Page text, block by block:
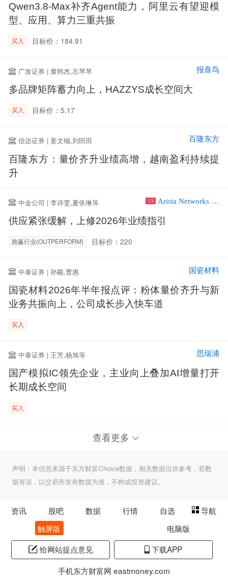
Qwen3.8-Max补齐Agent能力，阿里云有望迎模
型、应用、算力三重共振
买入 目标价：184.91
广发证券 | 糜韩杰,左琴琴 报喜鸟
多品牌矩阵蓄力向上，HAZZYS成长空间大
买入 目标价：5.17
信达证券 | 姜文镪,刘田田 百隆东方
百隆东方：量价齐升业绩高增，越南盈利持续提
升
中金公司 | 李诗雯,夏依琳等 US Arista Networks Inc
供应紧张缓解，上修2026年业绩指引
跑赢行业(OUTPERFORM) 目标价：220
中泰证券 | 孙颖,曹惠 国瓷材料
国瓷材料2026年半年报点评：粉体量价齐升与新
业务共振向上，公司成长步入快车道
买入
中泰证券 | 王芳,杨旭等 思瑞浦
国产模拟IC领先企业，主业向上叠加AI增量打开
长期成长空间
买入
查看更多
声明：本信息来源于东方财富Choice数据，相关数据仅供参考，若数
据有误，以交易所发布数据为准，不构成投资建议。
资讯 股吧 数据 行情 自选
导航
触屏版
电脑版
给网站提点意见
下载APP
手机东方财富网 eastmoney.com